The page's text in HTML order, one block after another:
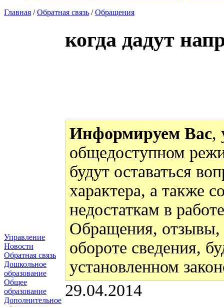
Главная /Обратная связь /Обращения
Управление
Новости
Обратная связь
Дошкольное
образование
Общее
образование
Дополнительное
когда дадут
Информируем Вас,
общедоступном
будут оставаться
характера, а также
недостаткам в
Обращения, отзывы,
обороте сведения,
установленном
29.04.2014